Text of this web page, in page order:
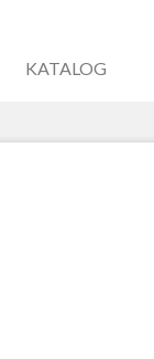
KATALOG